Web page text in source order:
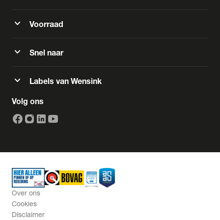
expand_more Voorraad
expand_more Snel naar
expand_more Labels van Wensink
Volg ons
Over ons
Cookies
Disclaimer